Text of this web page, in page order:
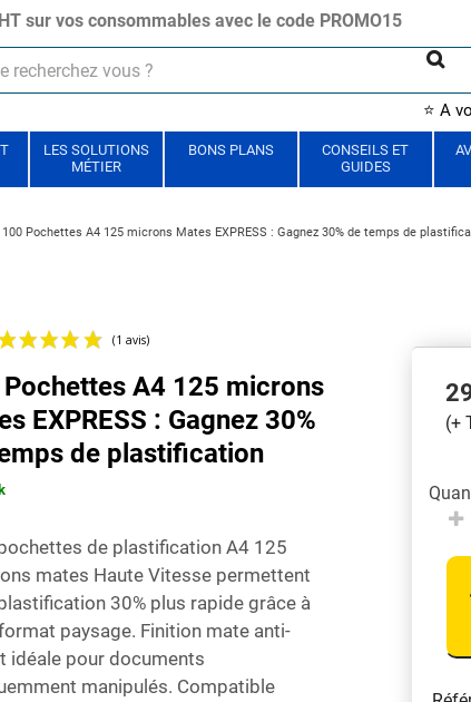
sur vos consommables avec le code PROMO15
⭐ A
LES SOLUTIONS
MÉTIER
BONS PLANS
CONSEILS ET
GUIDES
100 Pochettes A4 125 microns Mates EXPRESS : Gagnez 30% de temps de
A4 125 microns
EXPRESS : Gagnez 30%
de plastification
(1 avis)
de plastification A4 125
mates Haute Vitesse permettent
30% plus rapide grâce à
paysage. Finition mate anti-
idéale pour documents
manipulés. Compatible
(+